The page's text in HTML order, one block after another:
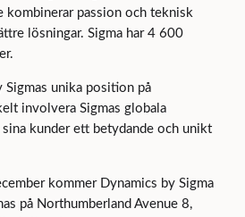
kombinerar passion och teknisk
lösningar. Sigma har 4 600
Sigmas unika position på
involvera Sigmas globala
kunder ett betydande och unikt
kommer Dynamics by Sigma
på Northumberland Avenue 8,